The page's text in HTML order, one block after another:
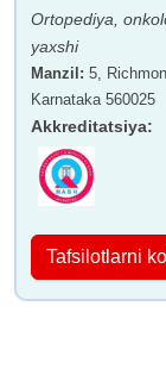
Ortopediya,
yaxshi
Manzil : 5,
Karnataka 560025
Akkreditatsiya:
Tafsilotlarni